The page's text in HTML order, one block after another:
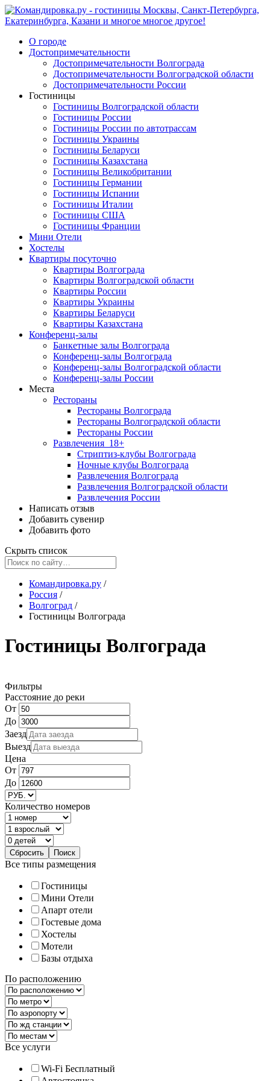
О городе
Достопримечательности
Достопримечательности Волгограда
Достопримечательности Волгоградской области
Достопримечательности России
Гостиницы
Гостиницы Волгоградской области
Гостиницы России
Гостиницы России по автотрассам
Гостиницы Украины
Гостиницы Беларуси
Гостиницы Казахстана
Гостиницы Великобритании
Гостиницы Германии
Гостиницы Испании
Гостиницы Италии
Гостиницы США
Гостиницы Франции
Мини Отели
Хостелы
Квартиры посуточно
Квартиры Волгограда
Квартиры Волгоградской области
Квартиры России
Квартиры Украины
Квартиры Беларуси
Квартиры Казахстана
Конференц-залы
Банкетные залы Волгограда
Конференц-залы Волгограда
Конференц-залы Волгоградской области
Конференц-залы России
Места
Рестораны
Рестораны Волгограда
Рестораны Волгоградской области
Рестораны России
Развлечения 18+
Стриптиз-клубы Волгограда
Ночные клубы Волгограда
Развлечения Волгограда
Развлечения Волгоградской области
Развлечения России
Написать отзыв
Добавить сувенир
Добавить фото
Скрыть список
Командировка.ру /
Россия /
Волгоград /
Гостиницы Волгограда
Гостиницы Волгограда
Фильтры
Расстояние до реки
От
До
Заезд
Выезд
Цена
От
До
Количество номеров
Все типы размещения
Гостиницы
Мини Отели
Апарт отели
Гостевые дома
Хостелы
Мотели
Базы отдыха
По расположению
Все услуги
Wi-Fi Бесплатный